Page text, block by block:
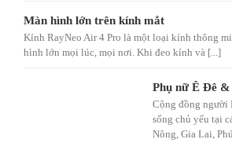
Màn hình lớn trên kính mắt
Kính RayNeo Air 4 Pro là một loại kính thông
hình lớn mọi lúc, mọi nơi. Khi đeo kính và [...]
Phụ nữ Ê Đê
Cộng đồng người
sống chủ yếu tại
Nông, Gia Lai,